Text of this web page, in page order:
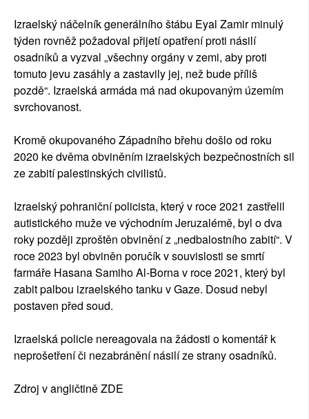
Izraelský náčelník generálního štábu Eyal Zamir minulý
týden rovněž požadoval přijetí opatření proti násilí
osadníků a vyzval „všechny orgány v zemi, aby proti
tomuto jevu zasáhly a zastavily jej, než bude příliš
pozdě“. Izraelská armáda má nad okupovaným územím
svrchovanost.
Kromě okupovaného Západního břehu došlo od roku
2020 ke dvěma obviněním izraelských bezpečnostních sil
ze zabití palestinských civilistů.
Izraelský pohraniční policista, který v roce 2021 zastřelil
autistického muže ve východním Jeruzalémě, byl o dva
roky později zproštěn obvinění z „nedbalostního zabití“. V
roce 2023 byl obviněn poručík v souvislosti se smrtí
farmáře Hasana Samiho Al-Borna v roce 2021, který byl
zabit palbou izraelského tanku v Gaze. Dosud nebyl
postaven před soud.
Izraelská policie nereagovala na žádosti o komentář k
neprošetření či nezabránění násilí ze strany osadníků.
Zdroj v angličtině ZDE